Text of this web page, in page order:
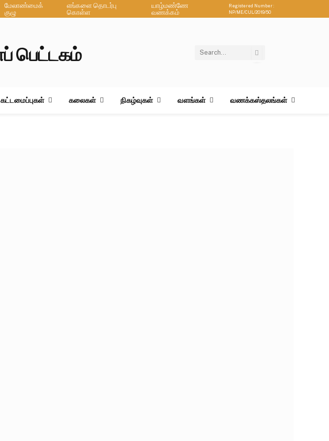
மேலாண்மைக்
குழு
எங்களை தொடர்பு
கொள்ள
யாழ்மண்ணே
வணக்கம்
Registered Number :
NP/ME/CUL/2019/50
கட்டமைப்புகள் கலைகள் நிகழ்வுகள் வளங்கள் வணக்கஸ்தலங்கள்